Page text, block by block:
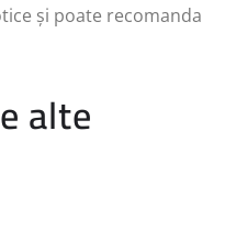
și poate recomanda
alte